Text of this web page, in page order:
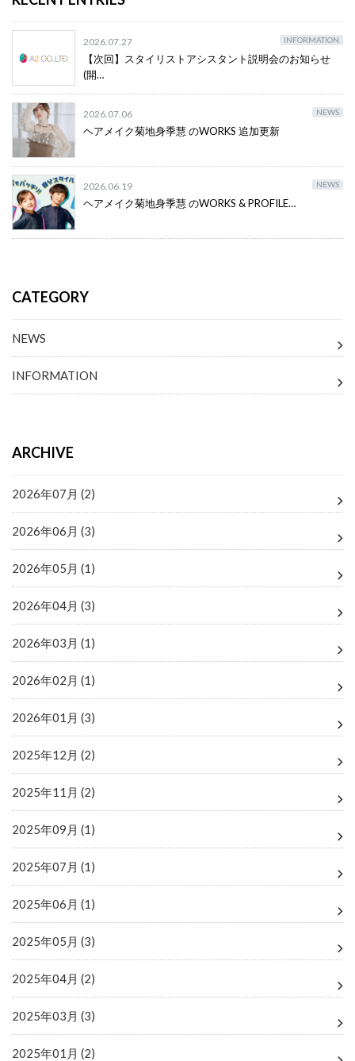
2026.07.27 INFORMATION
【次回】スタイリストアシスタント説明会のお知らせ
(開…
2026.07.06 NEWS
ヘアメイク菊地身季慧 のWORKS 追加更新
2026.06.19 NEWS
ヘアメイク菊地身季慧 のWORKS & PROFILE…
CATEGORY
NEWS
INFORMATION
ARCHIVE
2026年07月 (2)
2026年06月 (3)
2026年05月 (1)
2026年04月 (3)
2026年03月 (1)
2026年02月 (1)
2026年01月 (3)
2025年12月 (2)
2025年11月 (2)
2025年09月 (1)
2025年07月 (1)
2025年06月 (1)
2025年05月 (3)
2025年04月 (2)
2025年03月 (3)
2025年01月 (2)